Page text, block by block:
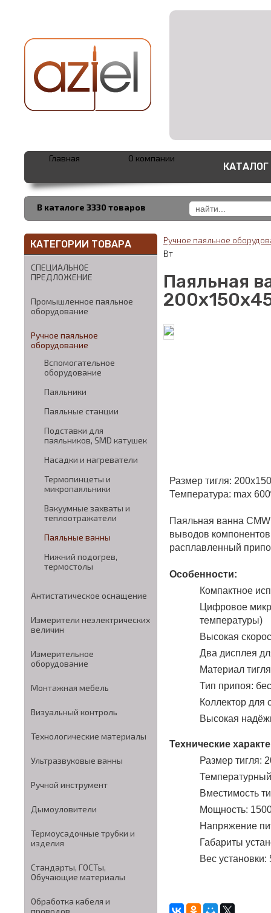
В каталоге 3330 товаров
Главная О компании
КАТАЛОГ
КАТЕГОРИИ ТОВАРА
СПЕЦИАЛЬНОЕ
ПРЕДЛОЖЕНИЕ
Промышленное паяльное
оборудование
Ручное паяльное
оборудование
Вспомогательное
оборудование
Паяльники
Паяльные станции
Подставки для
паяльников, SMD катушек
Насадки и нагреватели
Термопинцеты и
микропаяльники
Вакуумные захваты и
теплоотражатели
Паяльные ванны
Нижний подогрев,
термостолы
Антистатическое оснащение
Измерители неэлектрических
величин
Измерительное
оборудование
Монтажная мебель
Визуальный контроль
Технологические материалы
Ультразвуковые ванны
Ручной инструмент
Дымоуловители
Термоусадочные трубки и
изделия
Стандарты, ГОСТы,
Обучающие материалы
Обработка кабеля и
проводов
Ручное паяльное
Вт
Паяльная
Размер тигля:
Температура: max
Паяльная ванна
выводов
расплавленный
Особенности:
Компактное
Цифровое
температуры)
Высокая
Два дисплея
Материал
Тип припоя:
Коллектор для
Высокая
Технические
Размер тигля:
Вместимость
Мощность:
Напряжение
Габариты
Вес установки: